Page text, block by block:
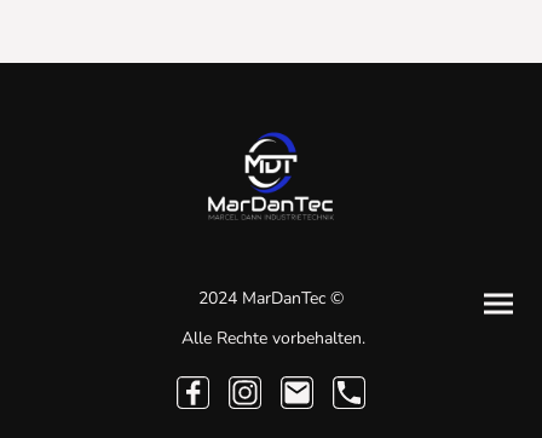
2024 MarDanTec ©
Alle Rechte vorbehalten.